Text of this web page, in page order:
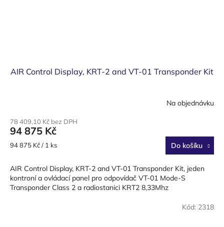
AIR Control Display, KRT-2 and VT-01 Transponder Kit
produktu
je
2,9
hvězdiček.
Na objednávku
78 409,10 Kč bez DPH
94 875 Kč
Měrná
94 875 Kč / 1 ks Do košíku
AIR Control Display, KRT-2 and VT-01 Transponder Kit, jeden
kontroní a ovládací panel pro odpovídač VT-01 Mode-S
Transponder Class 2 a radiostanici KRT2 8,33Mhz
Kód: 2318